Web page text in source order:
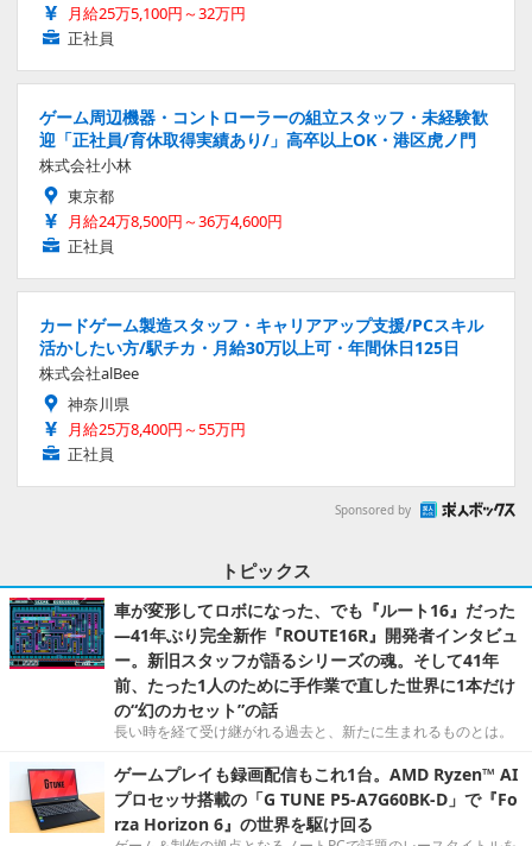
月給25万5,100円～32万円
正社員
ゲーム周辺機器・コントローラーの組立スタッフ・未経験歓
迎「正社員/育休取得実績あり/」高卒以上OK・港区虎ノ門
株式会社小林
東京都
月給24万8,500円～36万4,600円
正社員
カードゲーム製造スタッフ・キャリアアップ支援/PCスキル
活かしたい方/駅チカ・月給30万以上可・年間休日125日
株式会社alBee
神奈川県
月給25万8,400円～55万円
正社員
Sponsored by
トピックス
車が変形してロボになった、でも『ルート16』だった
―41年ぶり完全新作『ROUTE16R』開発者インタビュ
ー。新旧スタッフが語るシリーズの魂。そして41年
前、たった1人のために手作業で直した世界に1本だけ
の“幻のカセット”の話
長い時を経て受け継がれる過去と、新たに生まれるものとは。
ゲームプレイも録画配信もこれ1台。AMD Ryzen™ AI
プロセッサ搭載の「G TUNE P5-A7G60BK-D」で『Fo
rza Horizon 6』の世界を駆け回る